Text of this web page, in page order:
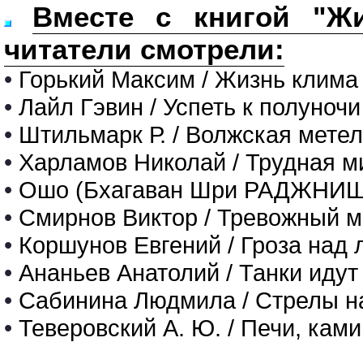
Вместе с книгой
читатели смотрели:
• Горький Максим / Жизнь клима
• Лайл Гэвин / Успеть к полуночи
• Штильмарк Р. / Волжская
• Харламов Николай / Трудная
• Ошо (Бхагаван Шри РАДЖНИШ)
• Смирнов Виктор / Тревожный
• Коршунов Евгений / Гроза над
• Ананьев Анатолий / Танки
• Сабинина Людмила / Стрелы
• Теверовский А. Ю. / Печи,